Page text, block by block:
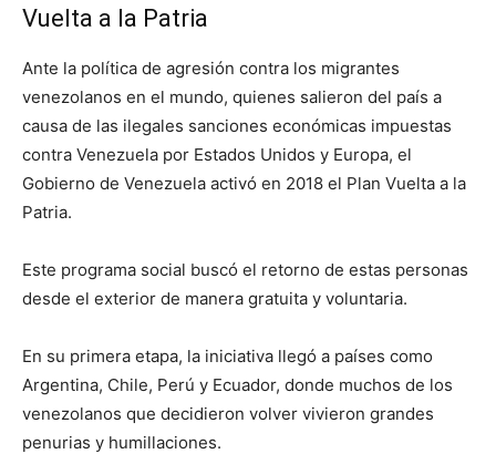
Vuelta a la Patria
Ante la política de agresión contra los migrantes
venezolanos en el mundo, quienes salieron del país a
causa de las ilegales sanciones económicas impuestas
contra Venezuela por Estados Unidos y Europa, el
Gobierno de Venezuela activó en 2018 el Plan Vuelta a la
Patria.
Este programa social buscó el retorno de estas personas
desde el exterior de manera gratuita y voluntaria.
En su primera etapa, la iniciativa llegó a países como
Argentina, Chile, Perú y Ecuador, donde muchos de los
venezolanos que decidieron volver vivieron grandes
penurias y humillaciones.